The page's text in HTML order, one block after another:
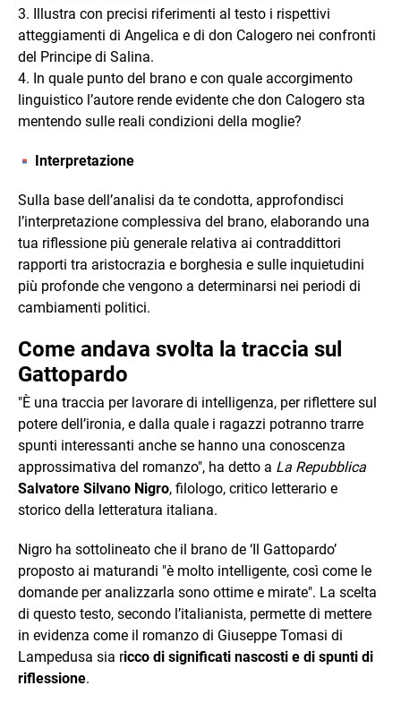
3. Illustra con precisi riferimenti al testo i rispettivi
atteggiamenti di Angelica e di don Calogero nei confronti
del Principe di Salina.
4. In quale punto del brano e con quale accorgimento
linguistico l’autore rende evidente che don Calogero sta
mentendo sulle reali condizioni della moglie?
Interpretazione
Sulla base dell’analisi da te condotta, approfondisci
l’interpretazione complessiva del brano, elaborando una
tua riflessione più generale relativa ai contraddittori
rapporti tra aristocrazia e borghesia e sulle inquietudini
più profonde che vengono a determinarsi nei periodi di
cambiamenti politici.
Come andava svolta la traccia sul
Gattopardo
"È una traccia per lavorare di intelligenza, per riflettere sul
potere dell’ironia, e dalla quale i ragazzi potranno trarre
spunti interessanti anche se hanno una conoscenza
approssimativa del romanzo", ha detto a La Repubblica
Salvatore Silvano Nigro, filologo, critico letterario e
storico della letteratura italiana.
Nigro ha sottolineato che il brano de ‘Il Gattopardo’
proposto ai maturandi "è molto intelligente, così come le
domande per analizzarla sono ottime e mirate". La scelta
di questo testo, secondo l’italianista, permette di mettere
in evidenza come il romanzo di Giuseppe Tomasi di
Lampedusa sia ricco di significati nascosti e di spunti di
riflessione.